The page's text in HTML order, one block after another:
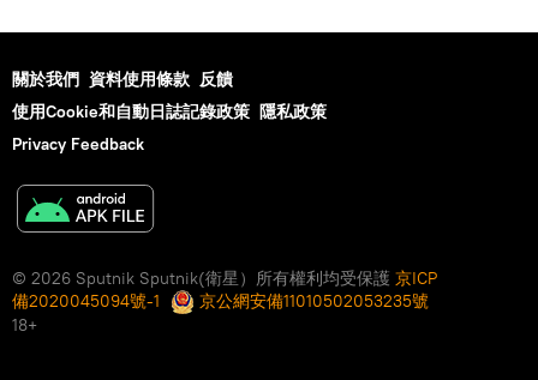
關於我們 資料使用條款 反饋
使用Cookie和自動日誌記錄政策 隱私政策
Privacy Feedback
© 2026 Sputnik Sputnik(衛星）所有權利均受保護 京ICP
備2020045094號-1
京公網安備11010502053235號
18+